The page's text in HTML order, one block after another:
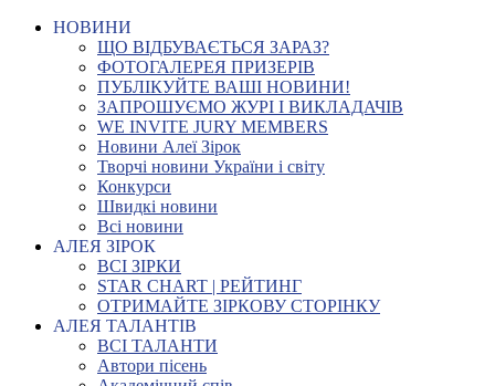
НОВИНИ
ЩО ВІДБУВАЄТЬСЯ ЗАРАЗ?
ФОТОГАЛЕРЕЯ ПРИЗЕРІВ
ПУБЛІКУЙТЕ ВАШІ НОВИНИ!
ЗАПРОШУЄМО ЖУРІ І ВИКЛАДАЧІВ
WE INVITE JURY MEMBERS
Новини Алеї Зірок
Творчі новини України і світу
Конкурси
Швидкі новини
Всі новини
АЛЕЯ ЗІРОК
ВСІ ЗІРКИ
STAR CHART | РЕЙТИНГ
ОТРИМАЙТЕ ЗІРКОВУ СТОРІНКУ
АЛЕЯ ТАЛАНТІВ
ВСІ ТАЛАНТИ
Автори пісень